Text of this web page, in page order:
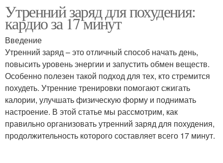
Кардио на результат
результата
Утренний заряд для похудения:
кардио за 17 минут
Введение
Утренний заряд – это отличный способ начать день,
повысить уровень энергии и запустить обмен веществ.
Особенно полезен такой подход для тех, кто стремится
похудеть. Утренние тренировки помогают сжигать
калории, улучшать физическую форму и поднимать
настроение. В этой статье мы рассмотрим, как
правильно организовать утренний заряд для похудения,
продолжительность которого составляет всего 17 минут.